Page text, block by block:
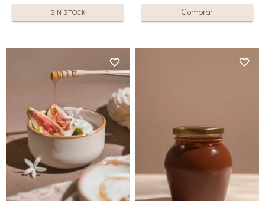
SIN STOCK
Elaborado con leche de oveja
de la más alta calidad, el Yogur
Cremoso se destaca por su
textura suave y su sabor
equilibrado.
Agradable al paladar, nutritivo y
natural.
Sin azúcar. Sin gluten.
Conservar: 4/5°
en un manjar cremoso y
envolvente. Su sabor profundo
es ideal para quienes buscan un
toque de distinción en su mesa.